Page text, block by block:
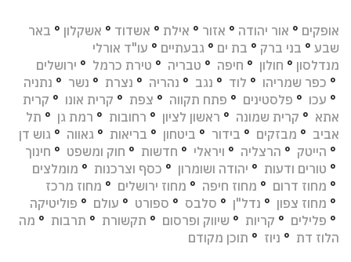
אופקים ° אור יהודה ° אזור ° אילת ° אשדוד ° אשקלון ° באר
שבע ° בני ברק ° בת ים ° גבעתיים ° עו"ד אורלי
מנדלסון ° חולון ° חיפה ° טבריה ° טירת כרמל ° ירושלים
° כפר שמריהו ° לוד ° נגב ° נהריה ° נצרת ° נשר ° נתניה
° עכו ° פלסטינים ° פתח תקווה ° צפת ° קרית אונו ° קרית
אתא ° קרית שמונה ° ראשון לציון ° רחובות ° רמת גן ° תל
אביב ° מבזקים ° בידור ° ביטחון ° בריאות ° גאווה ° גוש דן
° הייטק ° הרצליה ° ויראלי ° חדשות ° חוק ומשפט ° חינוך
° טורים ודעות ° יהודה ושומרון ° כסף וצרכנות ° מומלצים
° מחוז דרום ° מחוז חיפה ° מחוז ירושלים ° מחוז מרכז
° מחוז צפון ° נדל"ן ° סלבס ° ספורט ° עולם ° פוליטיקה
° פלילים ° קריות ° שיווק ופרסום ° תקשורת ° תרבות ° מה
הלוז דת ° ניוז ° תוכן מקודם